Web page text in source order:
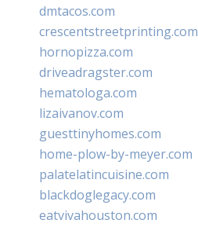
dmtacos.com
crescentstreetprinting.com
hornopizza.com
driveadragster.com
hematologa.com
lizaivanov.com
guesttinyhomes.com
home-plow-by-meyer.com
palatelatincuisine.com
blackdoglegacy.com
eatvivahouston.com